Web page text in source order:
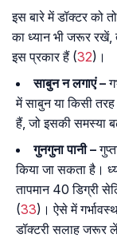
इस बारे में डॉक्टर को
का ध्यान भी जरूर रखें,
इस प्रकार हैं (32)।
साबुन न लगाएं –
में साबुन या किसी
हैं, जो इसकी समस्या
गुनगुना पानी –
किया जा सकता है।
तापमान 40 डिग्री
(33)। ऐसे में
डॉक्टरी सलाह जरूर